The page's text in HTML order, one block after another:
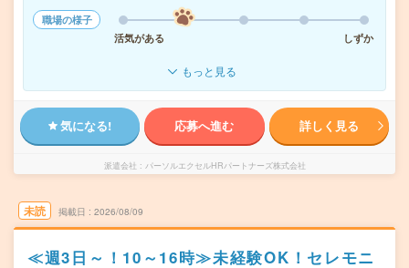
職場の様子
活気がある
しずか
もっと見る
気になる! 応募へ進む 詳しく見る
派遣会社 パーソルエクセルHRパートナーズ株式会社
未読 掲載日 2026/08/09
≪週3日～！10～16時≫未経験OK！セレモニ